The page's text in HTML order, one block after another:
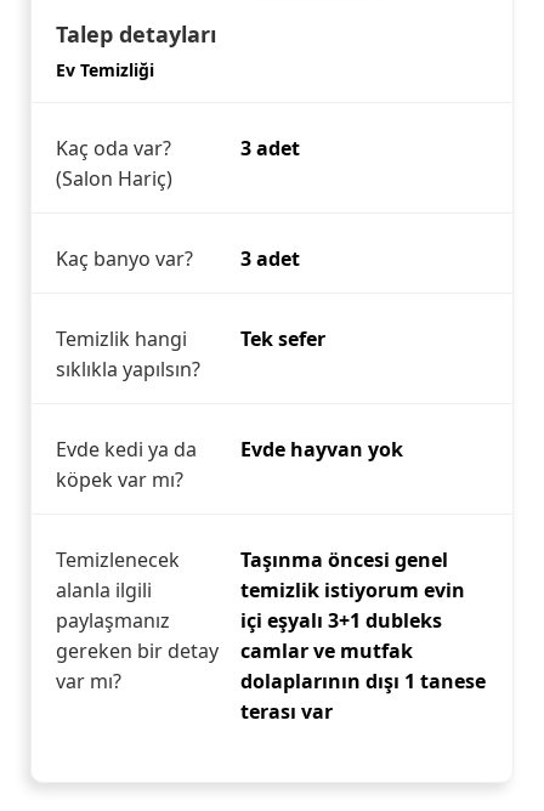
Talep detayları
Ev Temizliği
Kaç oda var?
(Salon Hariç)
3 adet
Kaç banyo var? 3 adet
Temizlik hangi
sıklıkla yapılsın?
Tek sefer
Evde kedi ya da
köpek var mı?
Evde hayvan yok
Temizlenecek
alanla ilgili
paylaşmanız
gereken bir detay
var mı?
Taşınma öncesi genel
temizlik istiyorum evin
içi eşyalı 3+1 dubleks
camlar ve mutfak
dolaplarının dışı 1 tanese
terası var